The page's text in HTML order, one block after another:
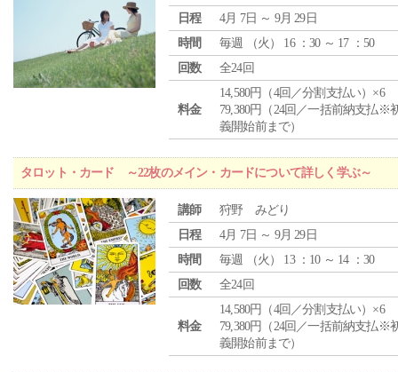
日程
4月 7日 ～ 9月 29日
時間
毎週 （火 ） 16 ：30 ～ 17 ：50
回数
全24回
料金
14,580円（4回／分割支払い）×6
79,380円（24回／一括前納支払※
義開始前まで）
タロット・カード ～22枚のメイン・カードについて詳しく学ぶ～
講師
狩野 みどり
日程
4月 7日 ～ 9月 29日
時間
毎週 （火 ） 13 ：10 ～ 14 ：30
回数
全24回
料金
14,580円（4回／分割支払い）×6
79,380円（24回／一括前納支払※
義開始前まで）